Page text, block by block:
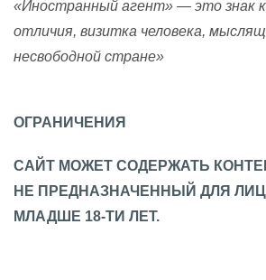
«Иностранный агент» — это знак
отличия, визитка человека,
несвободной стране»
ОГРАНИЧЕНИЯ
САЙТ МОЖЕТ СОДЕРЖАТЬ
НЕ ПРЕДНАЗНАЧЕННЫЙ ДЛЯ ЛИЦ
МЛАДШЕ 18-ТИ ЛЕТ.